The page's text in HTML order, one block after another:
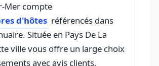
Mer compte
d'hôtes référencés dans
Située en Pays De La
ville vous offre un large choix
avec avis clients,